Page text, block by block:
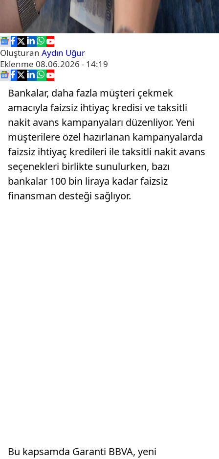
Oluşturan Aydın Uğur
Eklenme 08.06.2026 - 14:19
Bankalar, daha fazla müşteri çekmek
amacıyla faizsiz ihtiyaç kredisi ve taksitli
nakit avans kampanyaları düzenliyor. Yeni
müşterilere özel hazırlanan kampanyalarda
faizsiz ihtiyaç kredileri ile taksitli nakit avans
seçenekleri birlikte sunulurken, bazı
bankalar 100 bin liraya kadar faizsiz
finansman desteği sağlıyor.
Bu kapsamda Garanti BBVA, yeni